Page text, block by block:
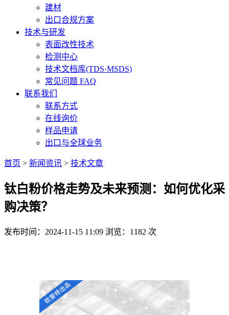
建材
出口合规方案
技术与研发
表面改性技术
检测中心
技术文档库(TDS·MSDS)
常见问题 FAQ
联系我们
联系方式
在线询价
样品申请
出口与全球业务
首页 > 新闻资讯 > 技术文章
钛白粉价格走势及未来预测：如何优化采
购决策？
发布时间：2024-11-15 11:09 浏览：1182 次